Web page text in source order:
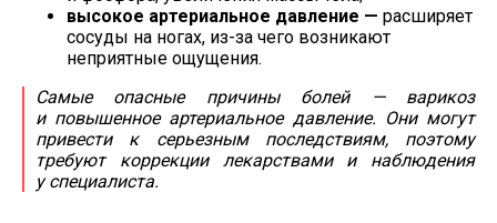
высокое артериальное давление — расширяет
сосуды на ногах, из-за чего возникают
неприятные ощущения.
Самые опасные причины болей — варикоз
и повышенное артериальное давление. Они могут
привести к серьезным последствиям, поэтому
требуют коррекции лекарствами и наблюдения
у специалиста.